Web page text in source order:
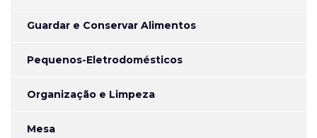
Guardar e Conservar Alimentos
Pequenos-Eletrodomésticos
Organização e Limpeza
Mesa